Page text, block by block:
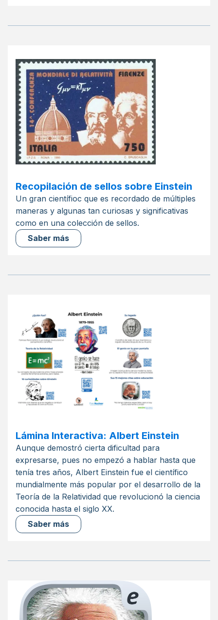
Recopilación de sellos sobre Einstein
Un gran científioc que es recordado de múltiples
maneras y algunas tan curiosas y significativas
como en una colección de sellos.
Saber más
Lámina Interactiva: Albert Einstein
Aunque demostró cierta dificultad para
expresarse, pues no empezó a hablar hasta que
tenía tres años, Albert Einstein fue el científico
mundialmente más popular por el desarrollo de la
Teoría de la Relatividad que revolucionó la ciencia
conocida hasta el siglo XX.
Saber más